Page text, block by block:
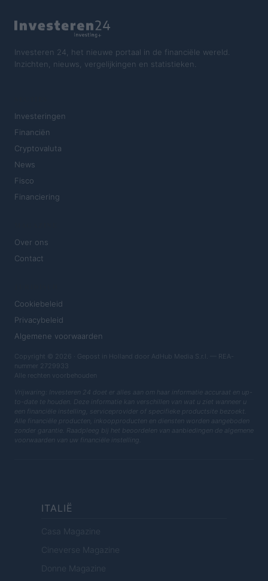
Investeren 24, het nieuwe portaal in de financiële wereld.
Inzichten, nieuws, vergelijkingen en statistieken.
Investeringen
Financiën
Cryptovaluta
News
Fisco
Financiering
Over ons
Contact
Cookiebeleid
Privacybeleid
Algemene voorwaarden
Copyright © 2026 · Gepost in Holland door AdHub Media S.r.l. — REA-
nummer 2729933
Alle rechten voorbehouden
Vrijwaring: Investeren 24 doet er alles aan om haar informatie accuraat en up-
to-date te houden. Deze informatie kan verschillen van wat u ziet wanneer u
een financiële instelling, serviceprovider of specifieke productsite bezoekt.
Alle financiële producten, inkoopproducten en diensten worden aangeboden
zonder garantie. Raadpleeg bij het beoordelen van aanbiedingen de algemene
voorwaarden van uw financiële instelling.
ITALIË
Casa Magazine
Cineverse Magazine
Donne Magazine